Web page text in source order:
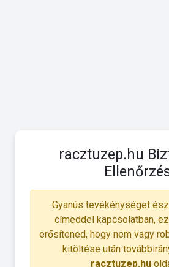
racztuzep.hu
Gyanús tevékénységet
címeddel kapcsolatban,
erősítened, hogy nem vagy
kitöltése után
racztuzep.hu